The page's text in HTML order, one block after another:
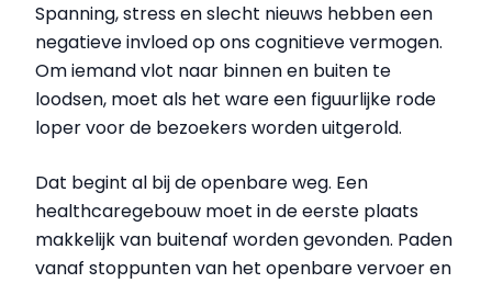
Spanning, stress en slecht nieuws hebben een
negatieve invloed op ons cognitieve vermogen.
Om iemand vlot naar binnen en buiten te
loodsen, moet als het ware een figuurlijke rode
loper voor de bezoekers worden uitgerold.
Dat begint al bij de openbare weg. Een
healthcaregebouw moet in de eerste plaats
makkelijk van buitenaf worden gevonden. Paden
vanaf stoppunten van het openbare vervoer en